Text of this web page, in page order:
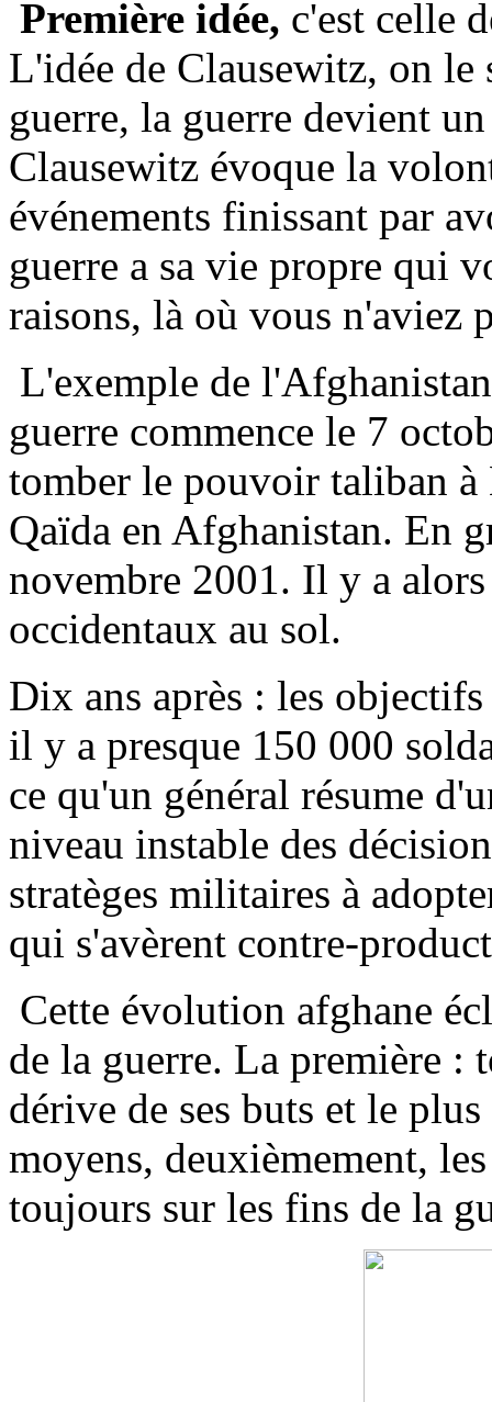
Première idée, c'est celle
L'idée de Clausewitz, on le
guerre, la guerre devient
Clausewitz évoque la
événements finissant par
guerre a sa vie propre qui
raisons, là où vous n'aviez
L'exemple de
guerre commence le 7
tomber le pouvoir taliban à
Qaïda en Afghanistan. En
novembre 2001. Il y a
occidentaux au sol.
Dix ans après : les
il y a presque 150 000
ce qu'un général résume
niveau instable des
stratèges militaires à
qui s'avèrent contre-
Cette évolution afghane
de la guerre. La première :
dérive de ses buts et le
moyens, deuxièmement,
toujours sur les fins de la